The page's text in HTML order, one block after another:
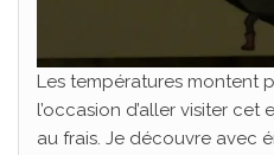
Les températures montent
l’occasion d’aller visiter
au frais. Je découvre avec